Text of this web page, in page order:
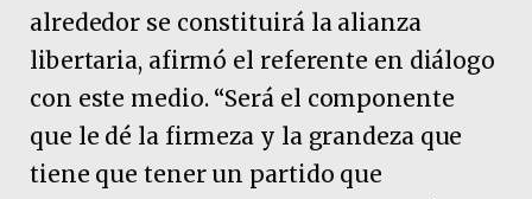
alrededor se constituirá la alianza
libertaria, afirmó el referente en diálogo
con este medio. “Será el componente
que le dé la firmeza y la grandeza que
tiene que tener un partido que